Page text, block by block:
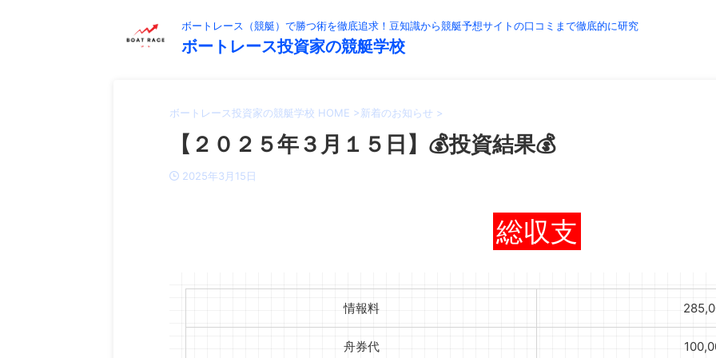
ボートレース（競艇）で勝つ術を徹底追求！豆知識から競艇予想サイトの口コミまで徹底的に研究
ボートレース投資家の競艇学校
ボートレース投資家の競艇学校 HOME >新着のお知らせ >
【２０２５年３月１５日】💰投資結果💰
2025年3月15日
総収支
情報料
舟券代